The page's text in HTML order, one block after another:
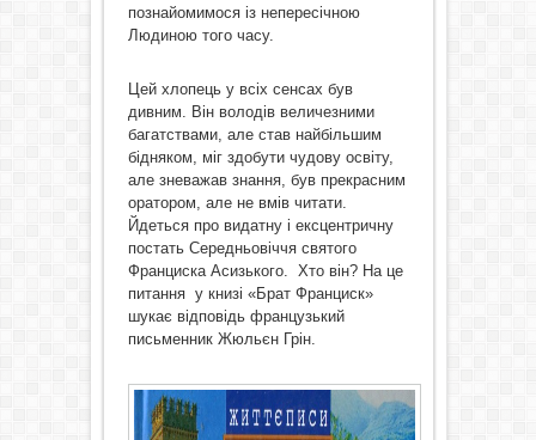
познайомимося із непересічною
Людиною того часу.
Цей хлопець у всіх сенсах був
дивним. Він володів величезними
багатствами, але став найбільшим
бідняком, міг здобути чудову освіту,
але зневажав знання, був прекрасним
оратором, але не вмів читати.
Йдеться про видатну і ексцентричну
постать Середньовіччя святого
Франциска Асизького. Хто він? На це
питання у книзі «Брат Франциск»
шукає відповідь французький
письменник Жюльєн Грін.